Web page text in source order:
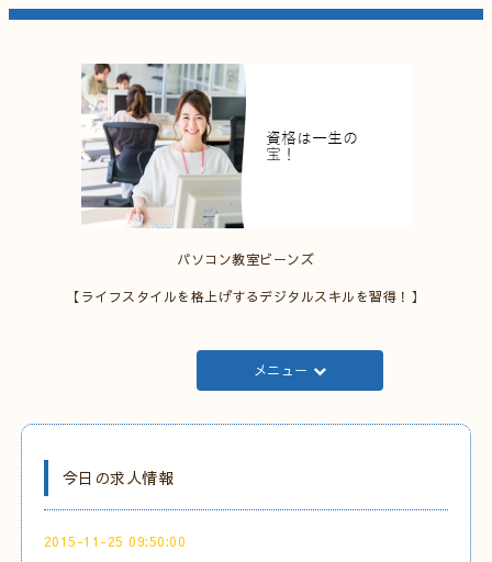
パソコン教室ビーンズ
【ライフスタイルを格上げするデジタルスキルを習得！】
メニュー
今日の求人情報
2015-11-25 09:50:00